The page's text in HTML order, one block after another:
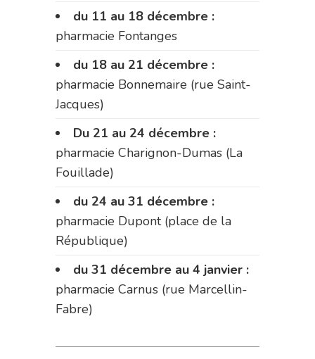
du 11 au 18 décembre :
pharmacie Fontanges
du 18 au 21 décembre :
pharmacie Bonnemaire (rue Saint-
Jacques)
Du 21 au 24 décembre :
pharmacie Charignon-Dumas (La
Fouillade)
du 24 au 31 décembre :
pharmacie Dupont (place de la
République)
du 31 décembre au 4 janvier :
pharmacie Carnus (rue Marcellin-
Fabre)